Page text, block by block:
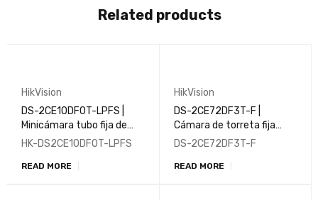
seguimiento inteligente
Related products
HikVision
DS-2CE10DF0T-LPFS |
Minicámara tubo fija de
2MP con luz híbrida
HK-DS2CE10DF0T-LPFS
READ MORE
HikVision
DS-2CE72DF3T-F |
Cámara de torreta fija
ColorVu de 2MP
DS-2CE72DF3T-F
READ MORE